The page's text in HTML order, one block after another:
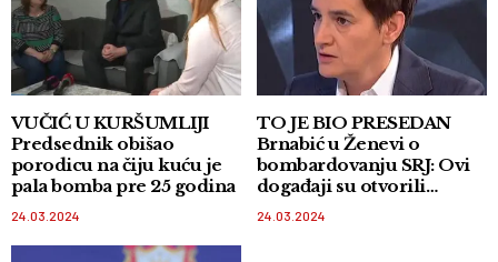
VUČIĆ U KURŠUMLIJI
Predsednik obišao
porodicu na čiju kuću je
pala bomba pre 25 godina
24.03.2024
TO JE BIO PRESEDAN
Brnabić u Ženevi o
bombardovanju SRJ: Ovi
događaji su otvorili
Pandorinu kutiju
24.03.2024